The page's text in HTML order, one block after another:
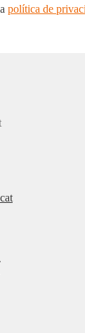
política de